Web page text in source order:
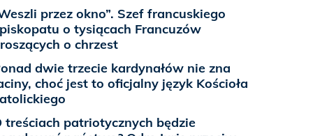
przez okno”. Szef francuskiego
o tysiącach Francuzów
o chrzest
dwie trzecie kardynałów nie zna
choć jest to oficjalny język Kościoła
treściach patriotycznych będzie